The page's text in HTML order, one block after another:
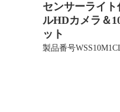
センサーライ
ルHDカメラ＆
ット
製品番号